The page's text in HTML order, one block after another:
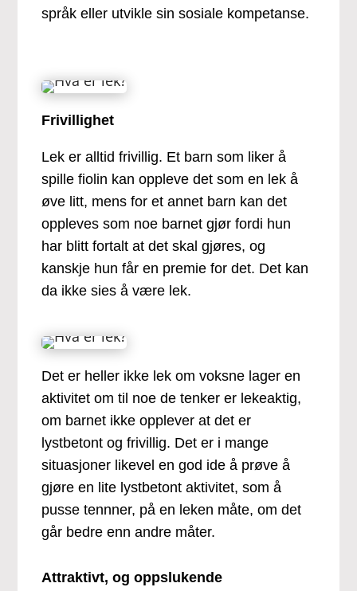
språk eller utvikle sin sosiale kompetanse.
Frivillighet
Lek er alltid frivillig. Et barn som liker å
spille fiolin kan oppleve det som en lek å
øve litt, mens for et annet barn kan det
oppleves som noe barnet gjør fordi hun
har blitt fortalt at det skal gjøres, og
kanskje hun får en premie for det. Det kan
da ikke sies å være lek.
Det er heller ikke lek om voksne lager en
aktivitet om til noe de tenker er lekeaktig,
om barnet ikke opplever at det er
lystbetont og frivillig. Det er i mange
situasjoner likevel en god ide å prøve å
gjøre en lite lystbetont aktivitet, som å
pusse tennner, på en leken måte, om det
går bedre enn andre måter.
Attraktivt, og oppslukende